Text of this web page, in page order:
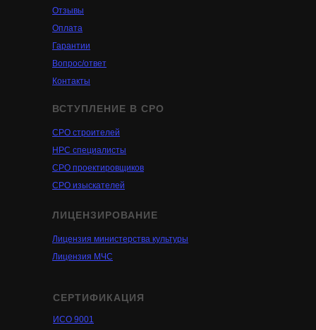
ВСТУПЛЕНИЕ В СРО
СРО строителей
ЛИЦЕНЗИРОВАНИЕ
Лицензия министерства культуры
СЕРТИФИКАЦИЯ
ИСО 9001
НРС специалисты
Лицензия МЧС
СРО проектировщиков
СРО изыскателей
Отзывы
Оплата
Гарантии
Вопрос/ответ
Контакты